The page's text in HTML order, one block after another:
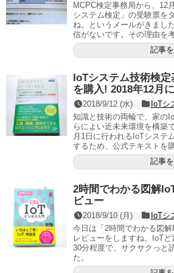
MCPC検定事務局から、12
システム検定」の受験票を
ね。というメールがきまし
信がないです。その理由を
記事
IoTシステム技術検
を購入! 2018年12月
2018/9/12 (水)
IoTシ
知識と技術の両輪で、家の
らによい近未来環境を構築
月1日に行われるIoTシステ
するため、公式テキストを
記事
2時間でわかる図解
ビュー
2018/9/10 (月) IoTシ
今日は「2時間でわかる図
レビューをしますね。IoT
30分程度で、サクサクっと
た。